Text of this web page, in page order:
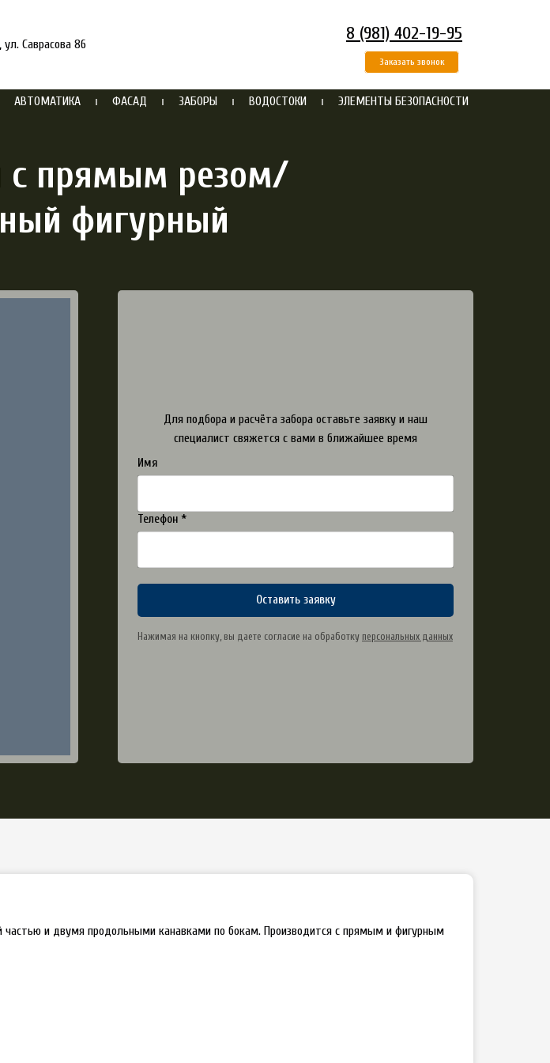
ул. Саврасова 86
Заказать звонок
8 (981) 402-19-95
АВТОМАТИКА ФАСАД ЗАБОРЫ ВОДОСТОКИ ЭЛЕМЕНТЫ БЕЗОПАСНОСТИ
с прямым резом/
фигурный
Для подбора и расчёта забора оставьте заявку и наш
специалист свяжется с вами в ближайшее время
Имя
Телефон *
Оставить заявку
Нажимая на кнопку, вы даете согласие на обработку персональных данных
и двумя продольными канавками по бокам. Производится с прямым и фигурным